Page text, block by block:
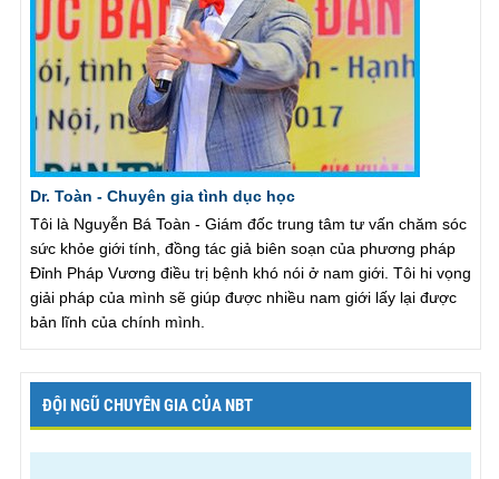
Dr. Toàn - Chuyên gia tình dục học
Tôi là Nguyễn Bá Toàn - Giám đốc trung tâm tư vấn chăm sóc
sức khỏe giới tính, đồng tác giả biên soạn của phương pháp
Đỉnh Pháp Vương điều trị bệnh khó nói ở nam giới. Tôi hi vọng
giải pháp của mình sẽ giúp được nhiều nam giới lấy lại được
bản lĩnh của chính mình.
ĐỘI NGŨ CHUYÊN GIA CỦA NBT